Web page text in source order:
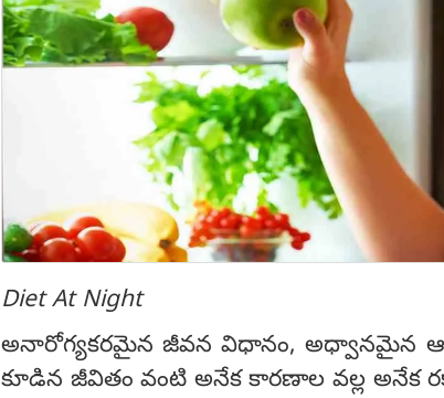
Diet At Night
అనారోగ్యకరమైన జీవన విధానం, అధ్వానమైన
కూడిన జీవితం వంటి అనేక కారణాల వల్ల అనేక